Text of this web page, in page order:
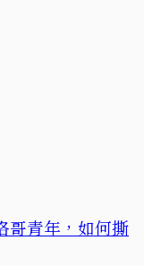
哥青年，如何撕